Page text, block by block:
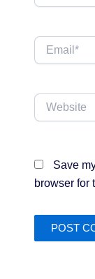
Email*
Website
Save
browser for